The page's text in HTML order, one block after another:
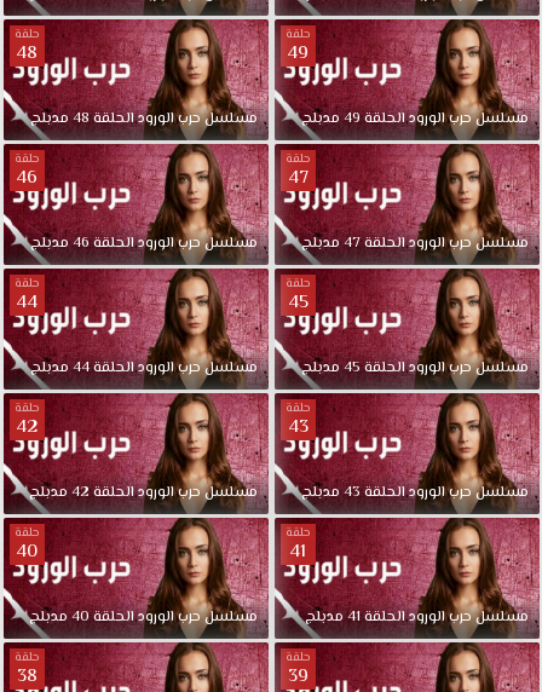
حلقة
49
مسلسلحربالورودالحلقة49مدبلج
حلقة
48
مسلسلحربالورودالحلقة48مدبلج
حلقة
47
مسلسلحربالورودالحلقة47مدبلج
حلقة
46
مسلسلحربالورودالحلقة46مدبلج
حلقة
45
مسلسلحربالورودالحلقة45مدبلج
حلقة
44
مسلسلحربالورودالحلقة44مدبلج
حلقة
43
مسلسلحربالورودالحلقة43مدبلج
حلقة
42
مسلسلحربالورودالحلقة42مدبلج
حلقة
41
مسلسلحربالورودالحلقة41مدبلج
حلقة
40
مسلسلحربالورودالحلقة40مدبلج
حلقة
39
حلقة
38